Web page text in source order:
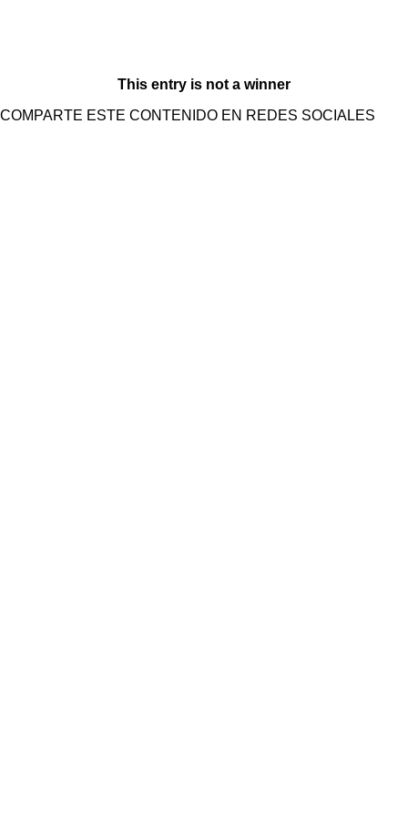
This entry is not a winner
COMPARTE ESTE CONTENIDO EN REDES SOCIALES